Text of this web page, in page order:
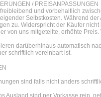
/ PREISANPASSUNGEN
und vorbehaltlich
Selbstkosten. Während
zu. Widerspricht der Käufer
von uns mitgeteilte, erhöhte
darüberhinaus automatisch
schriftlich vereinbart ist.
sind falls nicht anders
Ausland sind per Vorkasse rein,